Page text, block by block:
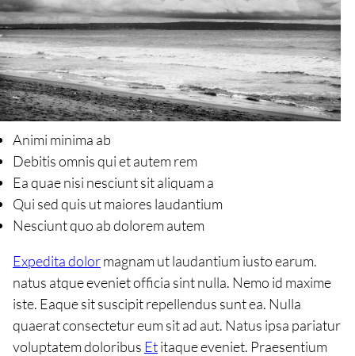
Animi minima ab
Debitis omnis qui et autem rem
Ea quae nisi nesciunt sit aliquam a
Qui sed quis ut maiores laudantium
Nesciunt quo ab dolorem autem
Expedita dolormagnam ut laudantium iusto earum.
natus atque eveniet officia sint nulla. Nemo id maxime
iste. Eaque sit suscipit repellendus sunt ea. Nulla
quaerat consectetur eum sit ad aut. Natus ipsa pariatur
voluptatem doloribus Etitaque eveniet. Praesentium